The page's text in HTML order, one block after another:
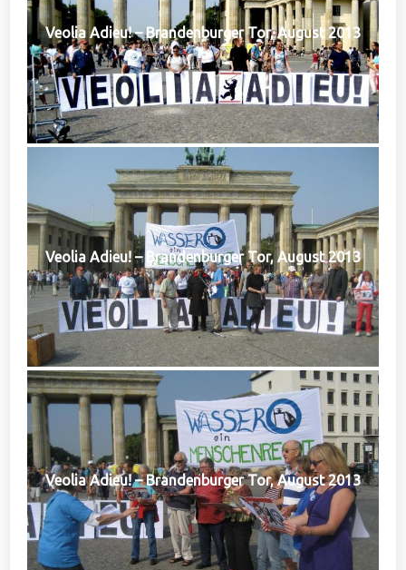
Veolia Adieu! – Brandenburger Tor, August 2013
Veolia Adieu! – Brandenburger Tor, August 2013
Veolia Adieu! – Brandenburger Tor, August 2013